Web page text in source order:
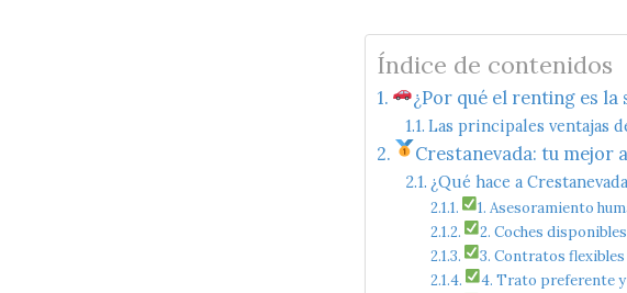
Índice de contenidos
¿Por qué el renting es la
Las principales ventajas
Crestanevada: tu mejor
¿Qué hace a
1. Asesoramiento
2. Coches
3. Contratos
4. Trato preferente